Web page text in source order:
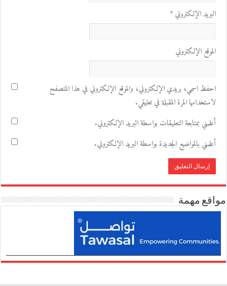
البريد الإلكتروني*
الموقع الإلكتروني
احفظ اسمي، بريدي الإلكتروني، والموقع الإلكتروني في هذا المتصفح
لاستخدامها المرة المقبلة في تعليقي.
أعلمني بمتابعة التعليقات بواسطة البريد الإلكتروني.
أعلمني بالمواضيع الجديدة بواسطة البريد الإلكتروني.
مواقع مهمة